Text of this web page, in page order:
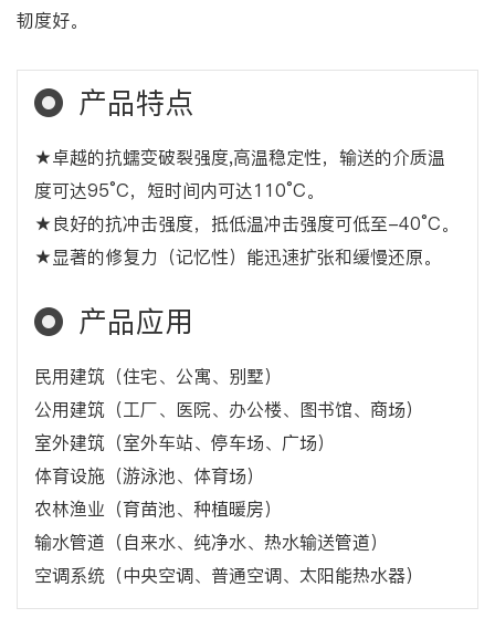
韧度好。
产品特点
★卓越的抗蠕变破裂强度,高温稳定性，输送的介质温
度可达95°C，短时间内可达110°C。
★良好的抗冲击强度，抵低温冲击强度可低至-40°C。
★显著的修复力（记忆性）能迅速扩张和缓慢还原。
产品应用
民用建筑（住宅、公寓、别墅）
公用建筑（工厂、医院、办公楼、图书馆、商场）
室外建筑（室外车站、停车场、广场）
体育设施（游泳池、体育场）
农林渔业（育苗池、种植暖房）
输水管道（自来水、纯净水、热水输送管道）
空调系统（中央空调、普通空调、太阳能热水器）